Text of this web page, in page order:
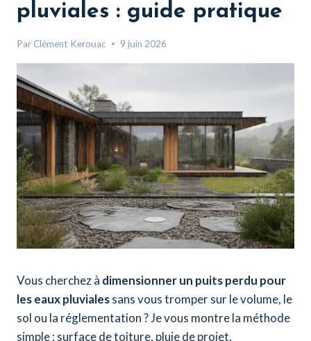
pluviales : guide pratique
Par Clément Kerouac 9 juin 2026
Vous cherchez à dimensionner un puits perdu pour
les eaux pluvialessans vous tromper sur le volume, le
sol ou la réglementation ? Je vous montre la méthode
simple : surface de toiture, pluie de projet,